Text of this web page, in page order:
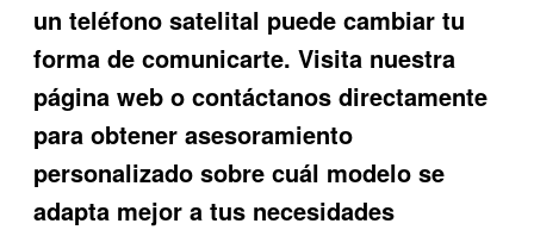
un teléfono satelital puede cambiar tu
forma de comunicarte. Visita nuestra
página web o contáctanos directamente
para obtener asesoramiento
personalizado sobre cuál modelo se
adapta mejor a tus necesidades